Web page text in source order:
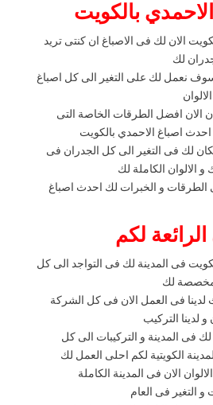
بالكويت
الان لك فى الاصباغ ان كنتى تريد
لك
نعمل لك على التغير الى كل اصباغ
الان افضل الطرقات الخاصة التى
اصباغ الاحمدي بالكويت
لك فى التغير الى كل الجدران فى
و الالوان الكاملة لك
الطرقات و الخبرات لك احدث اصباغ
لكم
فى المدينة لك فى التواجد الى كل
لك
لدينا فى العمل الان فى كل الشركة
لدينا التركيب
فى المدينة و التركيبات الى كل
الكويتية لكم احلى العمل لك
الان فى المدينة الكاملة
التغير فى العام